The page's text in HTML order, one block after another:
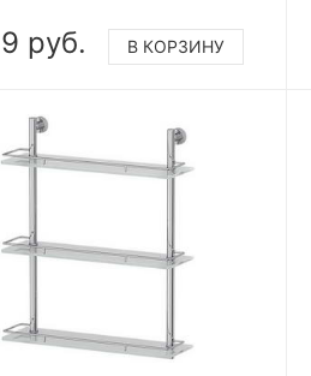
руб. В КОРЗИНУ